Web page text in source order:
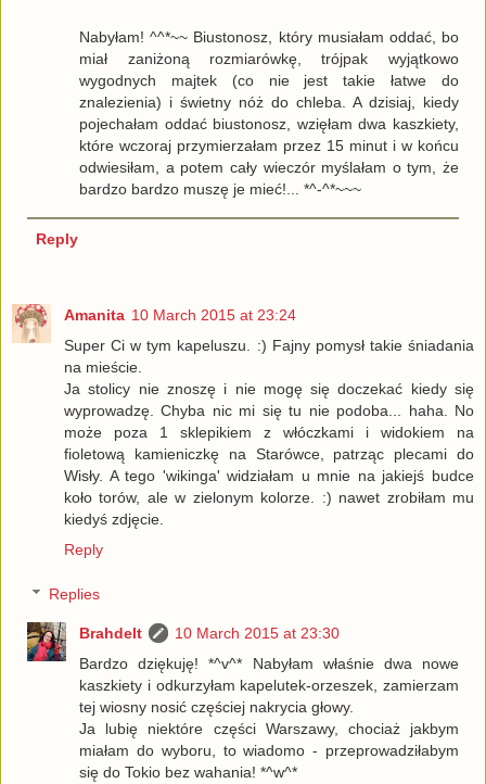
Nabyłam! ^^*~~ Biustonosz, który musiałam oddać, bo
miał zaniżoną rozmiarówkę, trójpak wyjątkowo
wygodnych majtek (co nie jest takie łatwe do
znalezienia) i świetny nóż do chleba. A dzisiaj, kiedy
pojechałam oddać biustonosz, wzięłam dwa kaszkiety,
które wczoraj przymierzałam przez 15 minut i w końcu
odwiesiłam, a potem cały wieczór myślałam o tym, że
bardzo bardzo muszę je mieć!... *^-^*~~~
Reply
Amanita 10 March 2015 at 23:24
Super Ci w tym kapeluszu. :) Fajny pomysł takie śniadania
na mieście.
Ja stolicy nie znoszę i nie mogę się doczekać kiedy się
wyprowadzę. Chyba nic mi się tu nie podoba... haha. No
może poza 1 sklepikiem z włóczkami i widokiem na
fioletową kamieniczkę na Starówce, patrząc plecami do
Wisły. A tego 'wikinga' widziałam u mnie na jakiejś budce
koło torów, ale w zielonym kolorze. :) nawet zrobiłam mu
kiedyś zdjęcie.
Reply
Replies
Brahdelt
10 March 2015 at 23:30
Bardzo dziękuję! *^v^* Nabyłam właśnie dwa nowe
kaszkiety i odkurzyłam kapelutek-orzeszek, zamierzam
tej wiosny nosić częściej nakrycia głowy.
Ja lubię niektóre części Warszawy, chociaż jakbym
miałam do wyboru, to wiadomo - przeprowadziłabym
się do Tokio bez wahania! *^w^*